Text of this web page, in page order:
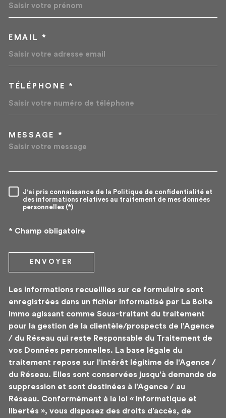
EMAIL *
TÉLÉPHONE *
MESSAGE *
RÈGLEMENTATION
J'ai pris connaissance de la Politique de confidentialité et
des informations relatives au traitement de mes données
personnelles (*)
* Champ obligatoire
ENVOYER
Les informations recueillies sur ce formulaire sont
enregistrées dans un fichier informatisé par La Boite
Immo agissant comme Sous-traitant du traitement
pour la gestion de la clientèle/prospects de l'Agence
/ du Réseau qui reste Responsable du Traitement de
vos Données personnelles. La base légale du
traitement repose sur l'intérêt légitime de l'Agence /
du Réseau. Elles sont conservées jusqu'à demande de
suppression et sont destinées à l'Agence / au
Réseau. Conformément à la loi « informatique et
libertés », vous disposez des droits d’accès, de